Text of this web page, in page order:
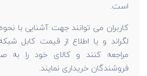
است.
کاربران می توانند جهت آشنایی با
لگراند و یا اطلاع از قیمت کابل
مراجعه کنند و کالای خود را به
فروشندگان خریداری نمایند.